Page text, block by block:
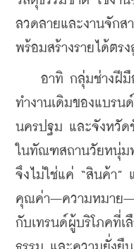
ลวดลายและงานจัก
พร้อมสร้างรายได้ตร
อาทิ กลุ่มช่างฝีมือ
ทำงานเดิมของแบรน
นครปฐม และจังหวัด
ในทัณฑสถานวัยหนุ่ม
จึงไม่ใช่แค่ “สินค้า”
คุณค่า–ความหมาย–
กับเทรนด์ผู้บริโภคที่เ